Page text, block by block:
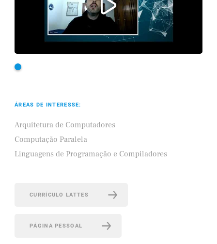
ÁREAS DE INTERESSE:
Arquitetura de Computadores
Computação Paralela
Linguagens de Programação e Compiladores
CURRÍCULO LATTES
PÁGINA PESSOAL